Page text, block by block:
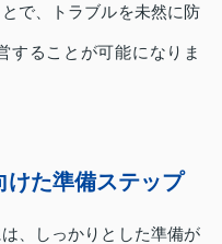
で、トラブルを未然に防
することが可能になりま
けた準備ステップ
、しっかりとした準備が